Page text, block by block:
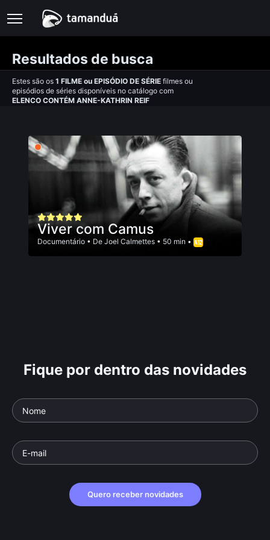
Resultados de busca
Estes são os 1 FILME ou EPISÓDIO DE SÉRIE filmes ou
episódios de séries disponíveis no catálogo com
ELENCO CONTÉM ANNE-KATHRIN REIF
Viver com Camus
Documentário • De Joel Calmettes • 50 min •
Fique por dentro das novidades
Quero receber novidades